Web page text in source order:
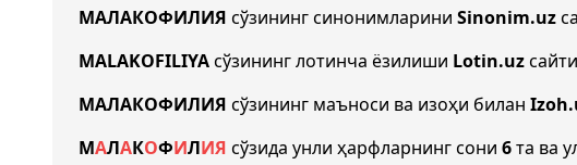
МАЛАКОФИЛИЯ сўзининг синонимларини Sinonim.uz
MALAKOFILIYAсўзининг лотинча ёзилиши Lotin.uz
МАЛАКОФИЛИЯ сўзининг маъноси ва изоҳи билан
МАЛАКОФИЛИЯ сўзида унли ҳарфларнинг сони 6та ва